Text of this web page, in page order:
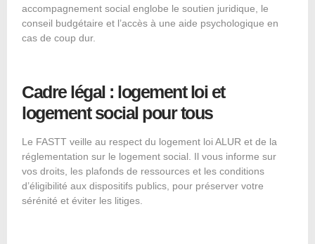
accompagnement social englobe le soutien juridique, le
conseil budgétaire et l’accès à une aide psychologique en
cas de coup dur.
Cadre légal : logement loi et
logement social pour tous
Le FASTT veille au respect du logement loi ALUR et de la
réglementation sur le logement social. Il vous informe sur
vos droits, les plafonds de ressources et les conditions
d’éligibilité aux dispositifs publics, pour préserver votre
sérénité et éviter les litiges.